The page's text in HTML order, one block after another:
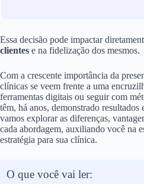
Essa decisão pode impactar
clientes e na fidelização dos mesmos.
Com a crescente importância da
clínicas se veem frente a uma
ferramentas digitais ou seguir com
têm, há anos, demonstrado resultados
vamos explorar as diferenças,
cada abordagem, auxiliando você na
estratégia para sua clínica.
O que você vai ler: